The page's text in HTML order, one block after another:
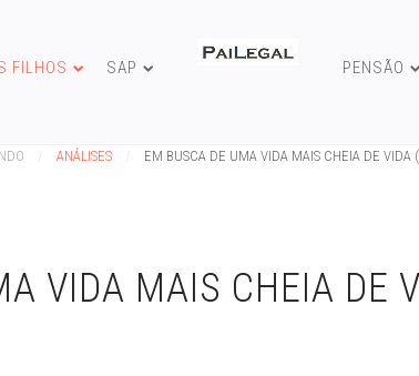
FILHOS SAP PENSÃO
ANÁLISES EM BUSCA DE UMA VIDA MAIS CHEIA DE VIDA
VIDA MAIS CHEIA DE